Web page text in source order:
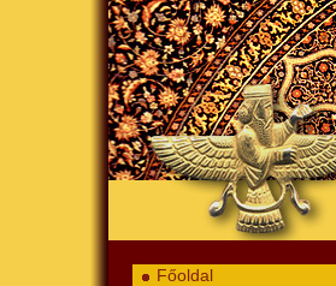
Főoldal